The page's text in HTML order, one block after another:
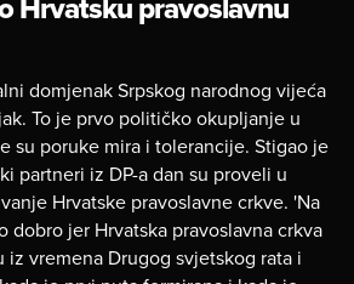
domjenak Srpskog narodnog vijeća
To je prvo političko okupljanje u
su poruke mira i tolerancije. Stigao je
partneri iz DP-a dan su proveli u
Hrvatske pravoslavne crkve. 'Na
dobro jer Hrvatska pravoslavna crkva
iz vremena Drugog svjetskog rata i